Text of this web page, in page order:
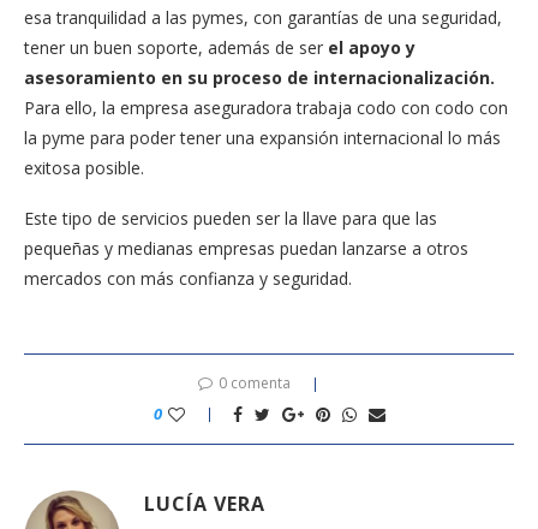
esa tranquilidad a las pymes, con garantías de una seguridad,
tener un buen soporte, además de ser el apoyo y
asesoramiento en su proceso de internacionalización.
Para ello, la empresa aseguradora trabaja codo con codo con
la pyme para poder tener una expansión internacional lo más
exitosa posible.
Este tipo de servicios pueden ser la llave para que las
pequeñas y medianas empresas puedan lanzarse a otros
mercados con más confianza y seguridad.
0 comenta
0
LUCÍA VERA